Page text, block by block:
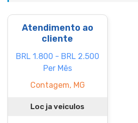
Atendimento ao
cliente
BRL 1.800 - BRL 2.500
Per Mês
Contagem, MG
Loc ja veiculos